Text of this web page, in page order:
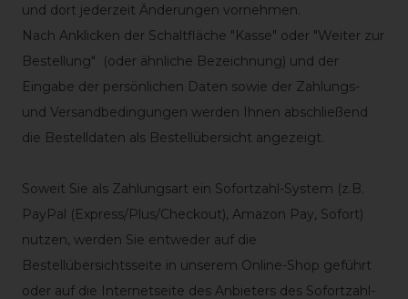
und dort jederzeit Änderungen vornehmen.
Nach Anklicken der Schaltfläche "Kasse" oder "Weiter zur
Bestellung"
(oder ähnliche Bezeichnung) und der
Eingabe der persönlichen Daten sowie der Zahlungs-
und Versandbedingungen werden Ihnen abschließend
die Bestelldaten als Bestellübersicht angezeigt.
Soweit Sie als Zahlungsart ein Sofortzahl-System (z.B.
PayPal (Express/Plus/Checkout), Amazon Pay, Sofort)
nutzen, werden Sie entweder auf die
Bestellübersichtsseite in unserem Online-Shop geführt
oder auf die Internetseite des Anbieters des Sofortzahl-